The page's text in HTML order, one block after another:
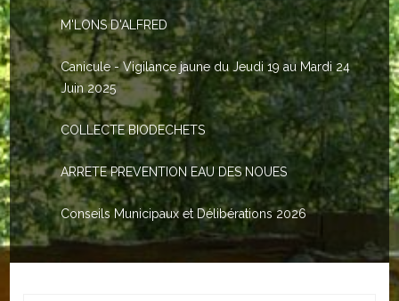
Tarifs et locations
Galeries photos
INDISPENSABLES
Nouveaux arrivants
Le PACS
Voter
Bientôt 16 ans
M'LONS D'ALFRED
Canicule - Vigilance jaune du Jeudi 19 au Mardi 24
Juin 2025
COLLECTE BIODECHETS
ARRETE PREVENTION EAU DES NOUES
Conseils Municipaux et Délibérations 2026